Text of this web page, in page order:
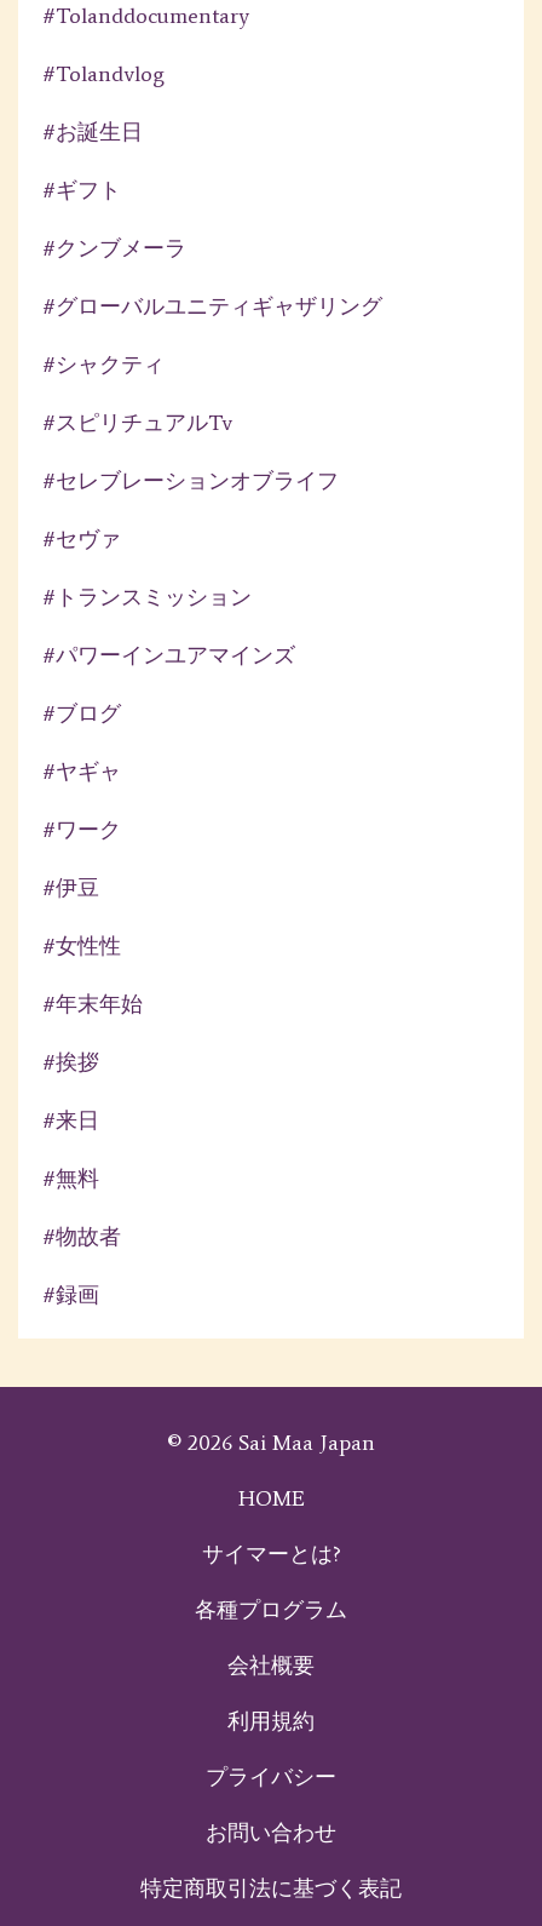
#tolanddocumentary
#tolandvlog
#お誕生日
#ギフト
#クンブメーラ
#グローバルユニティギャザリング
#シャクティ
#スピリチュアルtv
#セレブレーションオブライフ
#セヴァ
#トランスミッション
#パワーインユアマインズ
#ブログ
#ヤギャ
#ワーク
#伊豆
#女性性
#年末年始
#挨拶
#来日
#無料
#物故者
#録画
© 2026 Sai Maa Japan
HOME
サイマーとは?
各種プログラム
会社概要
利用規約
プライバシー
お問い合わせ
特定商取引法に基づく表記